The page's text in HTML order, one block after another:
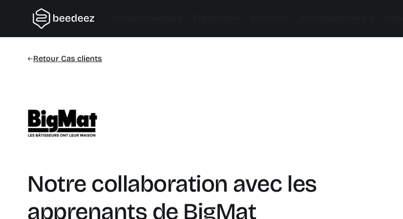
Retour Cas clients
Notre collaboration avec les
apprenants de BigMat